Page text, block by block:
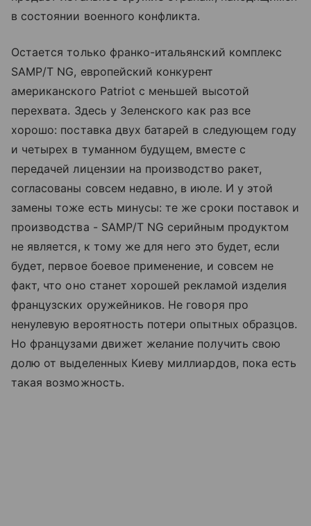
в состоянии военного конфликта.
Остается только франко-итальянский комплекс
SAMP/T NG, европейский конкурент
американского Patriot с меньшей высотой
перехвата. Здесь у Зеленского как раз все
хорошо: поставка двух батарей в следующем году
и четырех в туманном будущем, вместе с
передачей лицензии на производство ракет,
согласованы совсем недавно, в июле. И у этой
замены тоже есть минусы: те же сроки поставок и
производства - SAMP/T NG серийным продуктом
не является, к тому же для него это будет, если
будет, первое боевое применение, и совсем не
факт, что оно станет хорошей рекламой изделия
французских оружейников. Не говоря про
ненулевую вероятность потери опытных образцов.
Но французами движет желание получить свою
долю от выделенных Киеву миллиардов, пока есть
такая возможность.